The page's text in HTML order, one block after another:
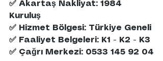
✅ Akartaş Nakliyat: 1984
Kuruluş
✅ Hizmet Bölgesi: Türkiye Geneli
✅ Faaliyet Belgeleri: K1 - K2 - K3
✅ Çağrı Merkezi: 0533 145 92 04